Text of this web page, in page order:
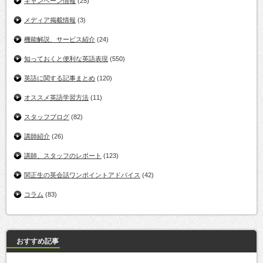
メディア掲載情報 (3)
機能解説、サービス紹介 (24)
知っておくと便利な英語表現 (550)
英語に関する記事まとめ (120)
オススメ英語学習方法 (11)
スタッフブログ (82)
講師紹介 (26)
講師、スタッフのレポート (123)
関正生の英会話ワンポイントアドバイス (42)
コラム (83)
おすすめ記事